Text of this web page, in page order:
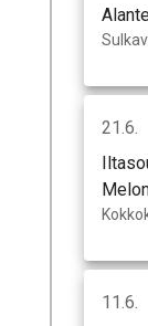
21.6.
11.6.